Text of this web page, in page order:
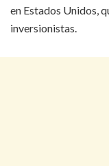
en Estados Unidos,
inversionistas.